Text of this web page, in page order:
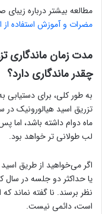
مطالعه بیشتر درباره زیبای
مضرات و آموزش استفاده
مدت زمان ماندگاری
چقدر ماندگاری دارد؟
به طور کلی، برای دستیابی
ماه دوام داشته باشد،
لب طولانی تر خواهد بود.
اگر می‌خواهید از طریق
یا حداکثر دو جلسه در
نظر برسند. نا گفته نماند
است، دائمی نیست.